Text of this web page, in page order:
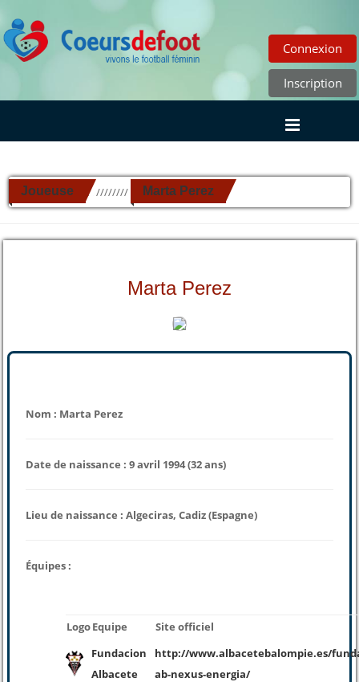
Connexion
Inscription
Joueuse ////////// Marta Perez
Marta Perez
Nom : Marta Perez
Date de naissance : 9 avril 1994 (32 ans)
Lieu de naissance : Algeciras, Cadiz (Espagne)
Équipes :
LogoEquipe
Site officiel
Fundacion
Albacete
http://www.albacetebalompie.es/
ab-nexus-energia/